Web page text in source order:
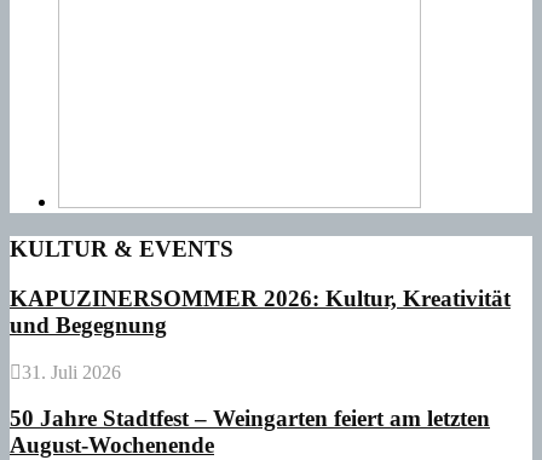
KULTUR & EVENTS
KAPUZINERSOMMER 2026: Kultur, Kreativität
und Begegnung
31. Juli 2026
50 Jahre Stadtfest – Weingarten feiert am letzten
August-Wochenende